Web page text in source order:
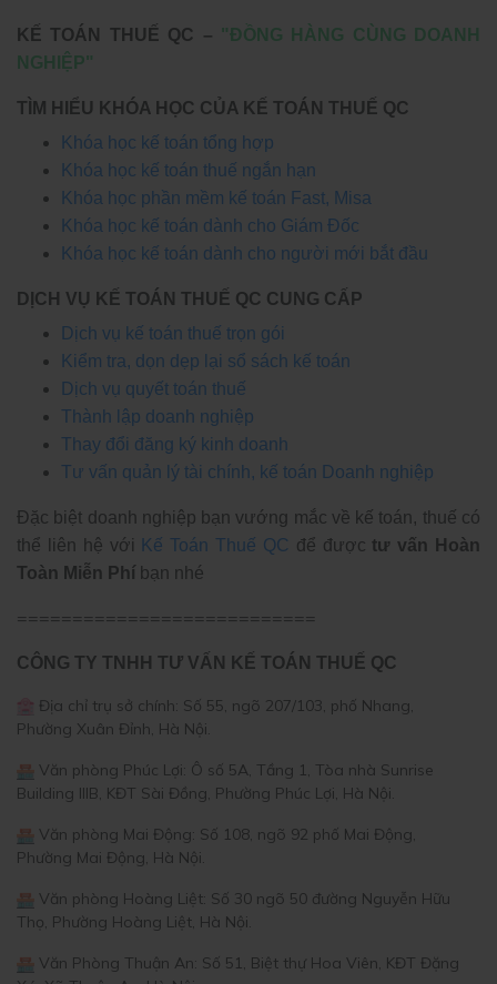
KẾ TOÁN THUẾ QC – "ĐỒNG HÀNG CÙNG DOANH
NGHIỆP"
TÌM HIỂU KHÓA HỌC CỦA KẾ TOÁN THUẾ QC
Khóa học kế toán tổng hợp
Khóa học kế toán thuế ngắn hạn
Khóa học phần mềm kế toán Fast, Misa
Khóa học kế toán dành cho Giám Đốc
Khóa học kế toán dành cho người mới bắt đầu
DỊCH VỤ KẾ TOÁN THUẾ QC CUNG CẤP
Dịch vụ kế toán thuế trọn gói
Kiểm tra, dọn dẹp lại sổ sách kế toán
Dịch vụ quyết toán thuế
Thành lập doanh nghiệp
Thay đổi đăng ký kinh doanh
Tư vấn quản lý tài chính, kế toán Doanh nghiệp
Đặc biệt doanh nghiệp bạn vướng mắc về kế toán, thuế có
thể liên hệ với Kế Toán Thuế QC để đượctư vấn Hoàn
Toàn Miễn Phí bạn nhé
===========================
CÔNG TY TNHH TƯ VẤN KẾ TOÁN THUẾ QC
Địa chỉ trụ sở chính: Số 55, ngõ 207/103, phố Nhang,
Phường Xuân Đỉnh, Hà Nội.
Văn phòng Phúc Lợi: Ô số 5A, Tầng 1, Tòa nhà Sunrise
Building IIIB, KĐT Sài Đồng, Phường Phúc Lợi, Hà Nội.
Văn phòng Mai Động: Số 108, ngõ 92 phố Mai Động,
Phường Mai Động, Hà Nội.
Văn phòng Hoàng Liệt: Số 30 ngõ 50 đường Nguyễn Hữu
Thọ, Phường Hoàng Liệt, Hà Nội.
Văn Phòng Thuận An: Số 51, Biệt thự Hoa Viên, KĐT Đặng